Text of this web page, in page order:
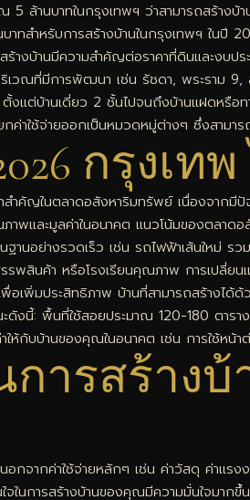
ล้านบาทในกรุงเทพฯ ว่าสามารถสร้างบ้
สำหรับการสร้างบ้านในกรุงเทพฯ ในปี
ร้างบ้านมีความสำคัญต่อราคาที่ดินและงบ
เวณที่มีการพัฒนา เช่น รัชดา, พระราม
งแต่บ้านเดี่ยว 2 ชั้นไปจนถึงบ้านแฝดหรื
ค่าใช้จ่ายออกเป็นหมวดหมู่ต่างๆ ซึ่งสาม
กรุงเ
สำคัญในตลาดอสังหาริมทรัพย์ เนื่องจา
าพและมูลค่าในอนาคต แนวโน้มของตล
านอย่างรวดเร็ว เช่น รถไฟฟ้าเส้นใหม่
พสินค้า หรือโรงเรียนคุณภาพ การเปลี่ย
อเพิ่มประสิทธิภาพ บ้านที่สามารถสร้าง
งนี้: พื้นที่ใช้สอยประมาณ 120-180 ตา
บบ้านของคุณในอนาคต เช่น การใช้หน้
ารสร้าง
ากค่าใช้จ่ายหลักๆ เช่น ค่าวัสดุ ค่าแรง
จในการสร้างบ้านของคุณมีความมั่นใจมา